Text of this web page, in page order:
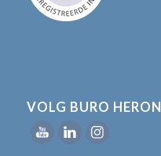
VOLG BURO HERON